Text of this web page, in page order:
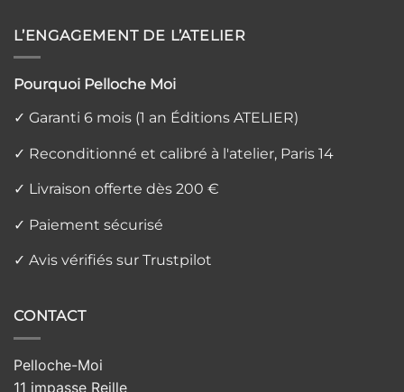
L’ENGAGEMENT DE L’ATELIER
Pourquoi Pelloche Moi
✓ Garanti 6 mois (1 an Éditions ATELIER)
✓ Reconditionné et calibré à l'atelier, Paris 14
✓ Livraison offerte dès 200 €
✓ Paiement sécurisé
✓ Avis vérifiés sur Trustpilot
CONTACT
Pelloche-Moi
11 impasse Reille